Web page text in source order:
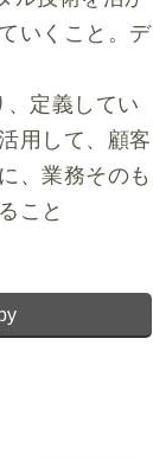
いくこと。デ
定義してい
用して、顧客
、業務そのも
こと